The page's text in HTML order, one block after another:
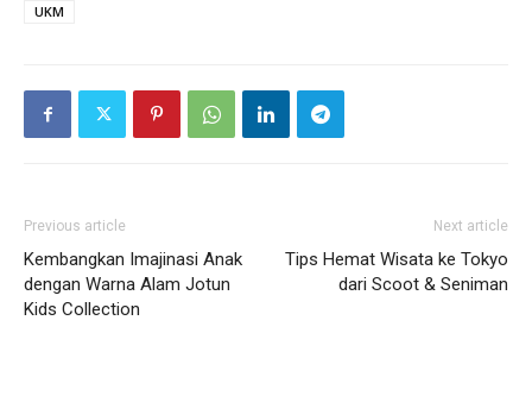
UKM
Previous article
Kembangkan Imajinasi Anak
dengan Warna Alam Jotun
Kids Collection
Next article
Tips Hemat Wisata ke Tokyo
dari Scoot & Seniman